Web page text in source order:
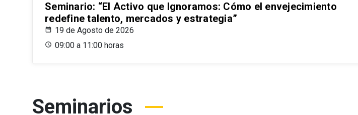
Seminario: “El Activo que Ignoramos: Cómo el envejecimiento
redefine talento, mercados y estrategia”
19 de Agosto de 2026
09:00 a 11:00 horas
Seminarios